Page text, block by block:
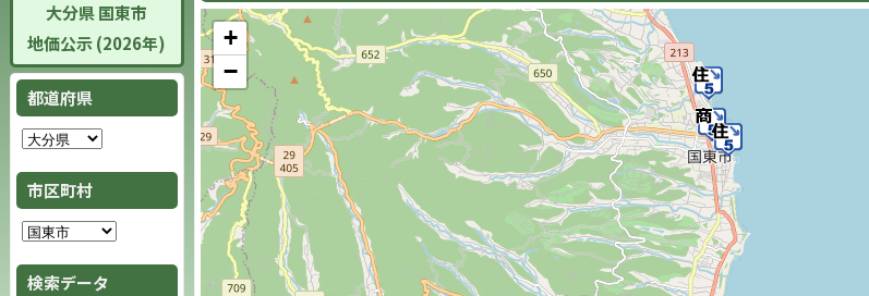
大分県 国東市
地価公示 (2026年)
都道府県
市区町村
検索データ
+
−